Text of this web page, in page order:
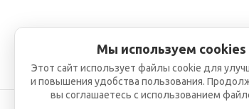
Мы используем cookies
Этот сайт использует файлы cookie для
и повышения удобства пользования.
вы соглашаетесь с использованием